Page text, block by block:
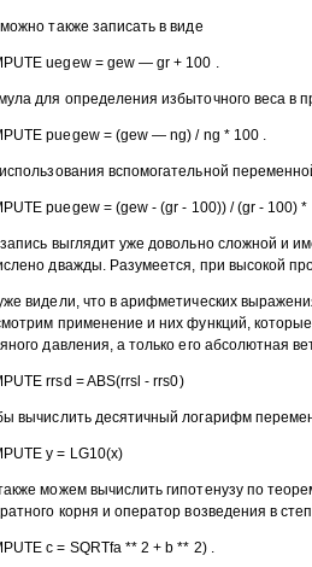
также записать в виде
uegew = gew — gr + 100 .
для определения избыточного веса в
puegew = (gew — ng) / ng * 100 .
вспомогательной
puegew = (gew - (gr - 100)) / (gr - 100) *
выглядит уже довольно сложной и
дважды. Разумеется, при высокой
видели, что в арифметических
применение и них функций,
давления, а только его абсолютная
rrsd = ABS(rrsl - rrs0)
вычислить десятичный логарифм
у = LG10(x)
можем вычислить гипотенузу по
корня и оператор возведения в
с = SQRTfa ** 2 + b ** 2) .